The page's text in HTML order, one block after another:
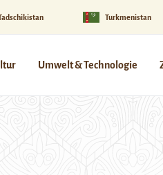
Turkmenistan
Umwelt & Technologie